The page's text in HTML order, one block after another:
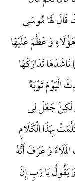
قَالَ لَهَا مُوسَی
وَ عَظَّمَ عَلَیْهَا
نَاشَدَهَا تَدَارَکَهَا
الْیَوْمَ تَوْبَهًًْ
لَکِنْ جَعَلَ لِی
بِهَذَا الْکَلَامِ
وَ عَرَفَ أَنَّهُ
یَا رَبِ إِنَ